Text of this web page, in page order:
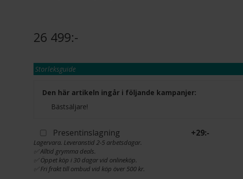
26 499:-
Storleksguide
Den här artikeln ingår i följande kampanjer:
Bästsäljare!
Presentinslagning +29:-
Lagervara. Leveranstid 2-5 arbetsdagar.
✅ Alltid grymma deals.
✅ Öppet köp i 30 dagar vid onlineköp.
✅ Fri frakt till ombud vid köp över 500 kr.